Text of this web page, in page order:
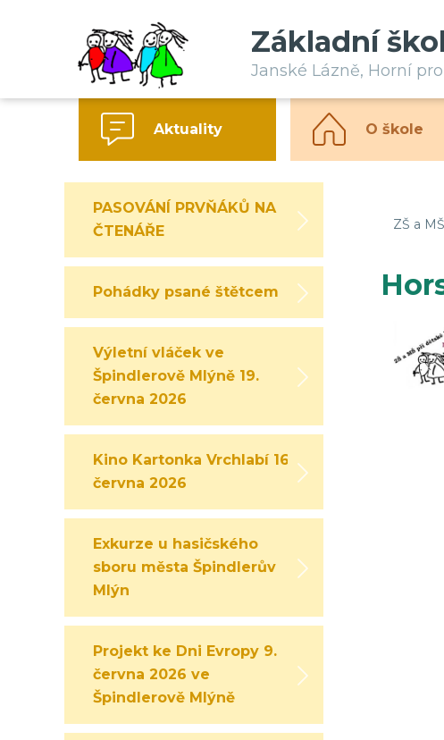
Základní
Janské Lázně, Horní
Aktuality O škole
ZŠ a
PASOVÁNÍ PRVŇÁKŮ NA
ČTENÁŘE
Pohádky psané štětcem
Výletní vláček ve
Špindlerově Mlýně 19.
června 2026
Kino Kartonka Vrchlabí 16.
června 2026
Exkurze u hasičského
sboru města Špindlerův
Mlýn
Projekt ke Dni Evropy 9.
června 2026 ve
Špindlerově Mlýně